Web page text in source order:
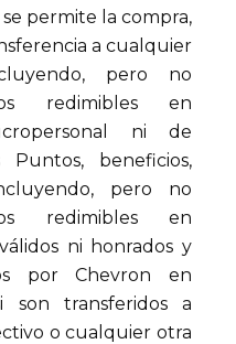
permite la compra,
a cualquier
pero no
redimibles en
ni de
Puntos, beneficios,
pero no
redimibles en
ni honrados y
por Chevron en
son transferidos a
o cualquier otra